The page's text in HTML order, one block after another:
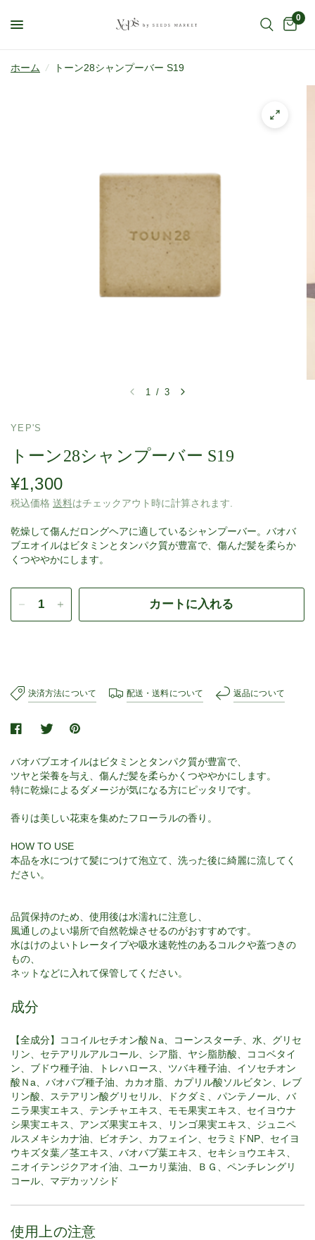
0
ホーム / トーン28シャンプーバー S19
1 / 3
YEP'S
トーン28シャンプーバー S19
¥1,300
税込価格 送料はチェックアウト時に計算されます.
乾燥して傷んだロングヘアに適しているシャンプーバー。バオバ
ブエオイルはビタミンとタンパク質が豊富で、傷んだ髪を柔らか
くつややかにします。
カートに入れる
決済方法について 配送・送料について 返品について
バオバブエオイルはビタミンとタンパク質が豊富で、
ツヤと栄養を与え、 傷んだ髪を柔らかくつややかにします。
特に乾燥によるダメージが気になる方にピッタリです。
香りは美しい花束を集めたフローラルの香り。
HOW TO USE
本品を水につけて髪につけて泡立て、洗った後に綺麗に流してく
ださい。
品質保持のため、使用後は水濡れに注意し、
風通しのよい場所で自然乾燥させるのがおすすめです。
水はけのよいトレータイプや吸水速乾性のあるコルクや蓋つきの
もの、
ネットなどに入れて保管してください。
成分
【全成分】ココイルセチオン酸Ｎa、コーンスターチ、水、グリセ
リン、セテアリルアルコール、シア脂、ヤシ脂肪酸、ココベタイ
ン、ブドウ種子油、トレハロース、ツバキ種子油、イソセチオン
酸Ｎa、バオバブ種子油、カカオ脂、カプリル酸ソルビタン、レブ
リン酸、ステアリン酸グリセリル、ドクダミ、パンテノール、バ
ニラ果実エキス、テンチャエキス、モモ果実エキス、セイヨウナ
シ果実エキス、アンズ果実エキス、リンゴ果実エキス、ジュニペ
ルスメキシカナ油、ビオチン、カフェイン、セラミドNP、セイヨ
ウキズタ葉／茎エキス、バオバブ葉エキス、セキショウエキス、
ニオイテンジクアオイ油、ユーカリ葉油、ＢＧ、ペンチレングリ
コール、マデカッソシド
使用上の注意